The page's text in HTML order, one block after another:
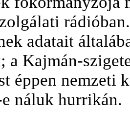
adatait
a Kajmán-
éppen nemzeti
náluk hurrikán.